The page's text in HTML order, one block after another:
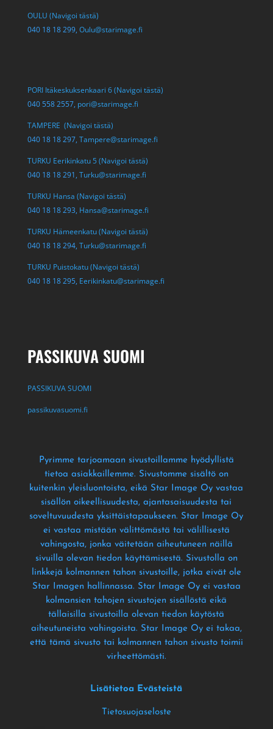
OULU (Navigoi tästä)
040 18 18 299, Oulu@starimage.fi
PORI Itäkeskuksenkaari 6 (Navigoi tästä)
040 558 2557, pori@starimage.fi
TAMPERE (Navigoi tästä)
040 18 18 297, Tampere@starimage.fi
TURKU Eerikinkatu 5 (Navigoi tästä)
040 18 18 291, Turku@starimage.fi
TURKU Hansa (Navigoi tästä)
040 18 18 293, Hansa@starimage.fi
TURKU Hämeenkatu (Navigoi tästä)
040 18 18 294, Turku@starimage.fi
TURKU Puistokatu (Navigoi tästä)
040 18 18 295, Eerikinkatu@starimage.fi
PASSIKUVA SUOMI
PASSIKUVA SUOMI
passikuvasuomi.fi
Pyrimme tarjoamaan sivustoillamme hyödyllistä
tietoa asiakkaillemme. Sivustomme sisältö on
kuitenkin yleisluontoista, eikä Star Image Oy vastaa
sisällön oikeellisuudesta, ajantasaisuudesta tai
soveltuvuudesta yksittäistapaukseen. Star Image Oy
ei vastaa mistään välittömästä tai välillisestä
vahingosta, jonka väitetään aiheutuneen näillä
sivuilla olevan tiedon käyttämisestä. Sivustolla on
linkkejä kolmannen tahon sivustoille, jotka eivät ole
Star Imagen hallinnassa. Star Image Oy ei vastaa
kolmansien tahojen sivustojen sisällöstä eikä
tällaisilla sivustoilla olevan tiedon käytöstä
aiheutuneista vahingoista. Star Image Oy ei takaa,
että tämä sivusto tai kolmannen tahon sivusto toimii
virheettömästi.
Lisätietoa Evästeistä
Tietosuojaseloste